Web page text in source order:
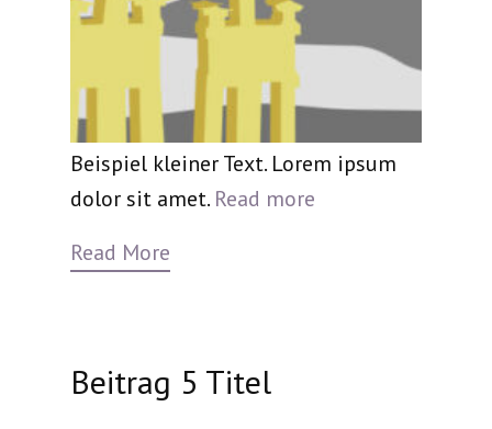
Beispiel kleiner Text. Lorem ipsum
dolor sit amet. Read more
Read More
Beitrag 5 Titel